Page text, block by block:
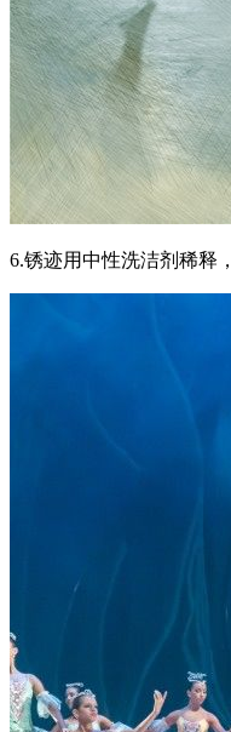
6.锈迹用中性洗洁剂稀释